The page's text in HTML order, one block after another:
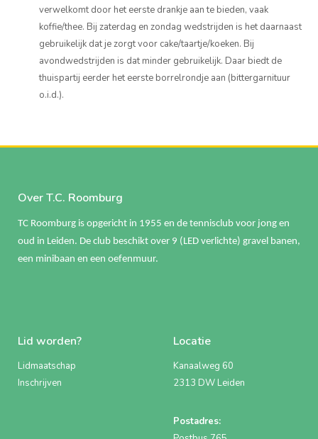
verwelkomt door het eerste drankje aan te bieden, vaak
koffie/thee. Bij zaterdag en zondag wedstrijden is het daarnaast
gebruikelijk dat je zorgt voor cake/taartje/koeken. Bij
avondwedstrijden is dat minder gebruikelijk. Daar biedt de
thuispartij eerder het eerste borrelrondje aan (bittergarnituur
o.i.d.).
Over T.C. Roomburg
TC Roomburg is opgericht in 1955 en de tennisclub voor jong en
oud in Leiden. De club beschikt over 9 (LED verlichte) gravel banen,
een minibaan en een oefenmuur.
Lid worden?
Lidmaatschap
Inschrijven
Locatie
Kanaalweg 60
2313 DW Leiden
Postadres: